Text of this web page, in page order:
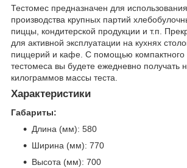
Тестомес предназначен для
производства крупных партий
пиццы, кондитерской продукции и т.п.
для активной эксплуатации на кухнях
пиццерий и кафе. С помощью компактного
тестомеса вы будете ежедневно получать
килограммов массы теста.
Характеристики
Габариты:
Длина (мм): 580
Ширина (мм): 770
Высота (мм): 700